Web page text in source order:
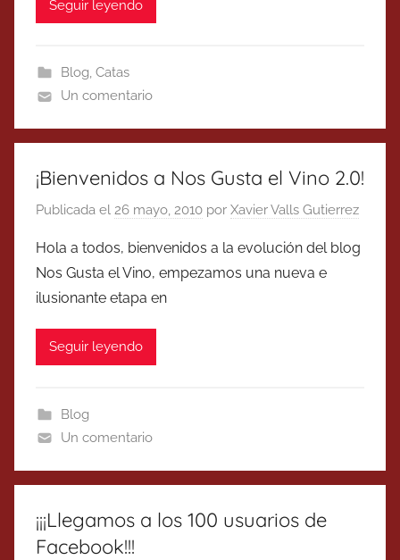
Seguir leyendo
Blog, Catas
Un comentario
¡Bienvenidos a Nos Gusta el Vino 2.0!
Publicada el 26 mayo, 2010 por Xavier Valls Gutierrez
Hola a todos, bienvenidos a la evolución del blog
Nos Gusta el Vino, empezamos una nueva e
ilusionante etapa en
Seguir leyendo
Blog
Un comentario
¡¡¡Llegamos a los 100 usuarios de
Facebook!!!